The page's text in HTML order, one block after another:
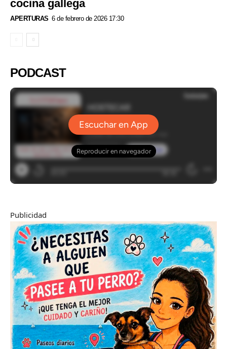
cocina gallega
APERTURAS 6 de febrero de 2026 17:30
PODCAST
Publicidad